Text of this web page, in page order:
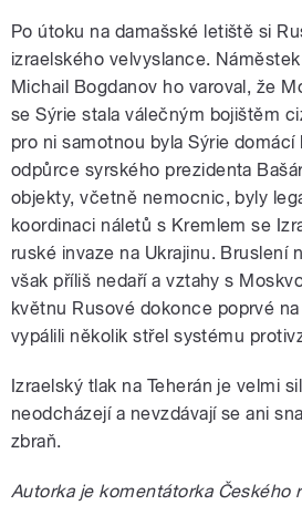
Po útoku na damašské letiště si
izraelského velvyslance.
Michail Bogdanov ho varoval, že
se Sýrie stala válečným bojištěm
pro ni samotnou byla Sýrie domácí
odpůrce syrského prezidenta
objekty, včetně nemocnic, byly
koordinaci náletů s Kremlem se
ruské invaze na Ukrajinu. Bruslení
však příliš nedaří a vztahy s
květnu Rusové dokonce poprvé
vypálili několik střel systému
Izraelský tlak na Teherán je velmi
neodcházejí a nevzdávají se ani
zbraň.
Autorka je komentátorka Českého